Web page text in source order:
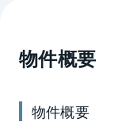
物件概要
物件概要